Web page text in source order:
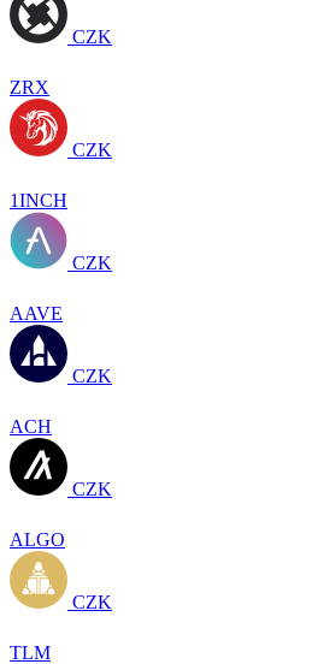
CZK
ZRX
CZK
1INCH
CZK
AAVE
CZK
ACH
CZK
ALGO
CZK
TLM